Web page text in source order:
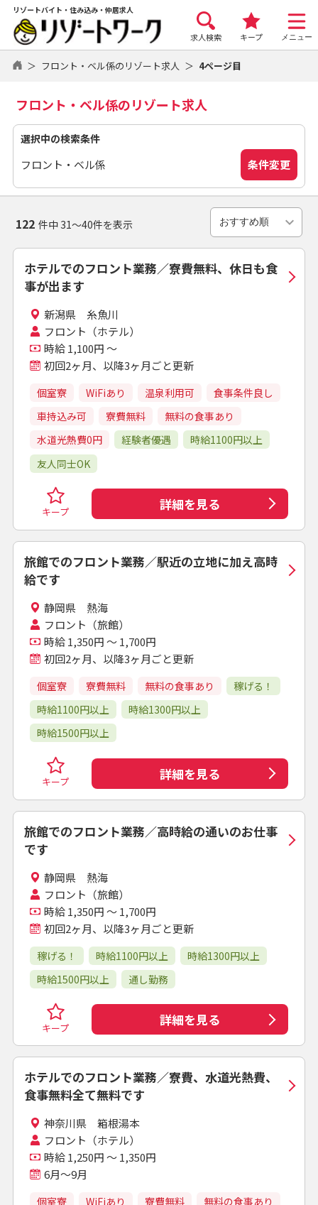
リゾートバイト・住み込み・仲居求人
求人検索 キープ メニュー
フロント・ベル係のリゾート求人 4ページ目
フロント・ベル係のリゾート求人
選択中の検索条件
フロント・ベル係 条件変更
122 件中 31～40件を表示
ホテルでのフロント業務／寮費無料、休日も食
事が出ます
新潟県 糸魚川
フロント（ホテル）
時給 1,100円 ～
初回2ヶ月、以降3ヶ月ごと更新
個室寮 WiFiあり 温泉利用可
食事条件良し
車持込み可
寮費無料
無料の食事あり
水道光熱費0円
経験者優遇
時給1100円以上
友人同士OK
キープ 詳細を見る
旅館でのフロント業務／駅近の立地に加え高時
給です
静岡県 熱海
フロント（旅館）
時給 1,350円 ～ 1,700円
初回2ヶ月、以降3ヶ月ごと更新
個室寮 寮費無料 無料の食事あり
稼げる！
時給1100円以上
時給1300円以上
時給1500円以上
キープ 詳細を見る
旅館でのフロント業務／高時給の通いのお仕事
です
静岡県 熱海
フロント（旅館）
時給 1,350円 ～ 1,700円
初回2ヶ月、以降3ヶ月ごと更新
稼げる！ 時給1100円以上
時給1300円以上
時給1500円以上
通し勤務
キープ 詳細を見る
ホテルでのフロント業務／寮費、水道光熱費、
食事無料全て無料です
神奈川県 箱根湯本
フロント（ホテル）
時給 1,250円 ～ 1,350円
6月～9月
個室寮 WiFiあり 寮費無料
無料の食事あり